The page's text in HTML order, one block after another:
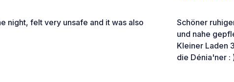
night, felt very unsafe and it was also
Schöner
und nahe
Kleiner Laden
die Dénia'ner :